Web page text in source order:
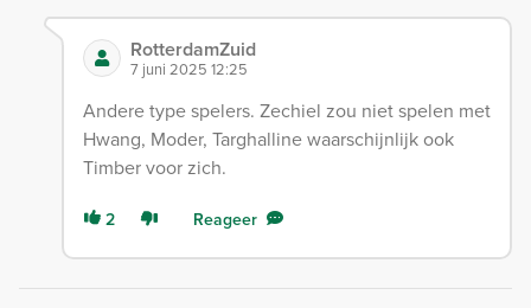
RotterdamZuid
7 juni 2025 12:25
Andere type spelers. Zechiel zou niet spelen met
Hwang, Moder, Targhalline waarschijnlijk ook
Timber voor zich.
2 Reageer